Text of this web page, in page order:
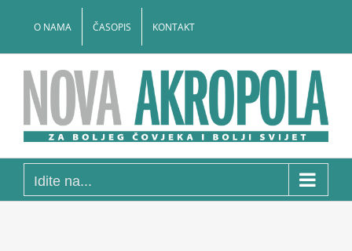
O NAMA ČASOPIS KONTAKT
Idite na...